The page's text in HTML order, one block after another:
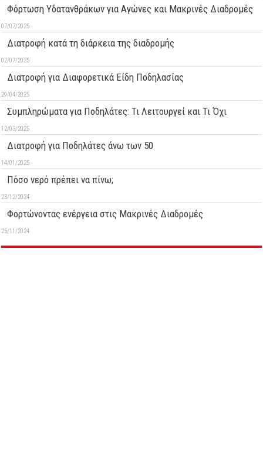
Φόρτωση Υδατανθράκων για Αγώνες και Μακρινές Διαδρομές
07/07/2025
Διατροφή κατά τη διάρκεια της διαδρομής
02/07/2025
Διατροφή για Διαφορετικά Είδη Ποδηλασίας
29/04/2025
Συμπληρώματα για Ποδηλάτες: Τι Λειτουργεί και Τι Όχι
12/03/2025
Διατροφή για Ποδηλάτες άνω των 50
14/01/2025
Πόσο νερό πρέπει να πίνω;
23/12/2024
Φορτώνοντας ενέργεια στις Μακρινές Διαδρομές
25/11/2024